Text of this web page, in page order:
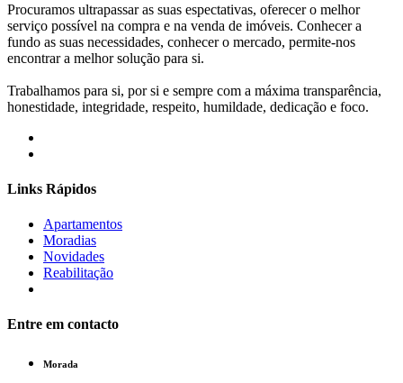
Procuramos ultrapassar as suas espectativas, oferecer o melhor
serviço possível na compra e na venda de imóveis. Conhecer a
fundo as suas necessidades, conhecer o mercado, permite-nos
encontrar a melhor solução para si.
Trabalhamos para si, por si e sempre com a máxima transparência,
honestidade, integridade, respeito, humildade, dedicação e foco.
Links Rápidos
Apartamentos
Moradias
Novidades
Reabilitação
Entre em contacto
Morada